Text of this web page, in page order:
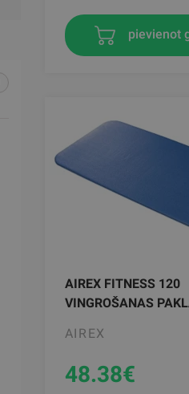
pievienot
AIREX FITNESS 120
VINGROŠANAS
AIREX
48.38€